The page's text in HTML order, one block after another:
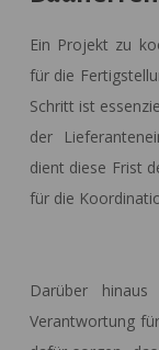
Ein Projekt zu
für die
Schritt ist
der
dient diese Frist
für die
Darüber
Verantwortung